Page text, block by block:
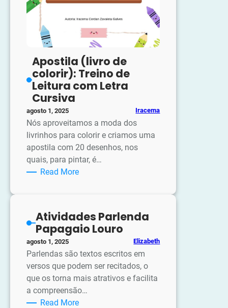
Apostila (livro de
colorir): Treino de
Leitura com Letra
Cursiva
agosto 1, 2025 Iracema
Nós aproveitamos a moda dos
livrinhos para colorir e criamos uma
apostila com 20 desenhos, nos
quais, para pintar, é…
Read More:
colorir):
Treino
Leitura
com
Letra
Cursiva
Atividades Parlenda
Papagaio Louro
agosto 1, 2025 Elizabeth
Parlendas são textos escritos em
versos que podem ser recitados, o
que os torna mais atrativos e facilita
a compreensão…
Read More: